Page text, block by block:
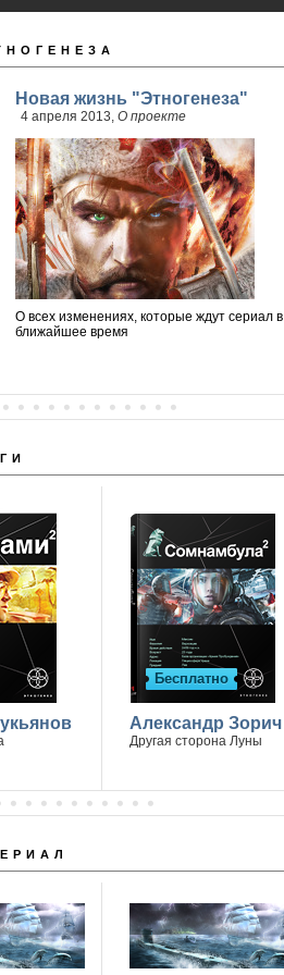
Новая жизнь "Этногенеза"
4 апреля 2013, О проекте
О всех изменениях, которые ждут сериал в
ближайшее время
Бесплатно
Александр Зорич
Другая сторона Луны